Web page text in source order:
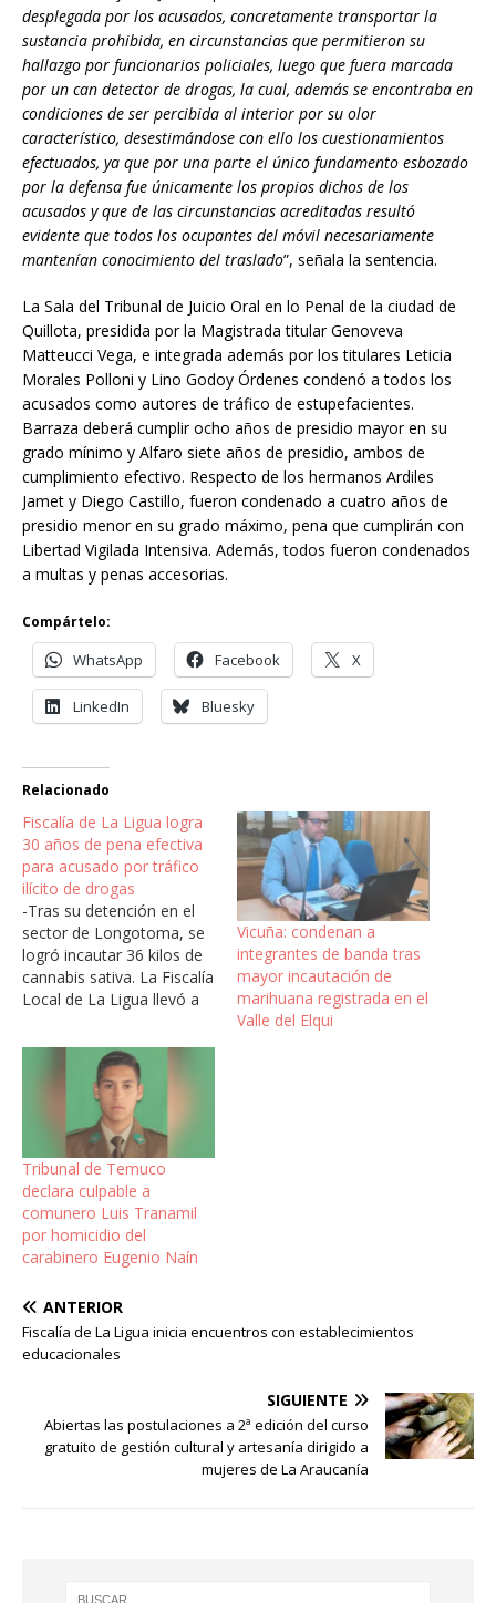
desplegada por los acusados, concretamente transportar la
sustancia prohibida, en circunstancias que permitieron su
hallazgo por funcionarios policiales, luego que fuera marcada
por un can detector de drogas, la cual, además se encontraba en
condiciones de ser percibida al interior por su olor
característico, desestimándose con ello los cuestionamientos
efectuados, ya que por una parte el único fundamento esbozado
por la defensa fue únicamente los propios dichos de los
acusados y que de las circunstancias acreditadas resultó
evidente que todos los ocupantes del móvil necesariamente
mantenían conocimiento del traslado”, señala la sentencia.
La Sala del Tribunal de Juicio Oral en lo Penal de la ciudad de
Quillota, presidida por la Magistrada titular Genoveva
Matteucci Vega, e integrada además por los titulares Leticia
Morales Polloni y Lino Godoy Órdenes condenó a todos los
acusados como autores de tráfico de estupefacientes.
Barraza deberá cumplir ocho años de presidio mayor en su
grado mínimo y Alfaro siete años de presidio, ambos de
cumplimiento efectivo. Respecto de los hermanos Ardiles
Jamet y Diego Castillo, fueron condenado a cuatro años de
presidio menor en su grado máximo, pena que cumplirán con
Libertad Vigilada Intensiva. Además, todos fueron condenados
a multas y penas accesorias.
Compártelo:
WhatsApp Facebook X
LinkedIn Bluesky
Relacionado
Fiscalía de La Ligua logra
30 años de pena efectiva
para acusado por tráfico
ilícito de drogas
-Tras su detención en el
sector de Longotoma, se
logró incautar 36 kilos de
cannabis sativa. La Fiscalía
Local de La Ligua llevó a
Nuñez de 21 años de
edad, Benjamín Gallardo
Órdenes de 22 y Celso
Arcos Flores de 45 años,
todos con domicilio…
Vicuña: condenan a
integrantes de banda tras
mayor incautación de
marihuana registrada en el
Valle del Elqui
Tribunal de Temuco
declara culpable a
comunero Luis Tranamil
por homicidio del
carabinero Eugenio Naín
ANTERIOR
Fiscalía de La Ligua inicia encuentros con establecimientos
educacionales
SIGUIENTE
Abiertas las postulaciones a 2ª edición del curso
gratuito de gestión cultural y artesanía dirigido a
mujeres de La Araucanía